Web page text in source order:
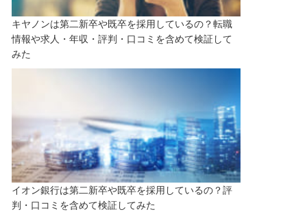
キヤノンは第二新卒や既卒を採用しているの？転職
情報や求人・年収・評判・口コミを含めて検証して
みた
イオン銀行は第二新卒や既卒を採用しているの？評
判・口コミを含めて検証してみた